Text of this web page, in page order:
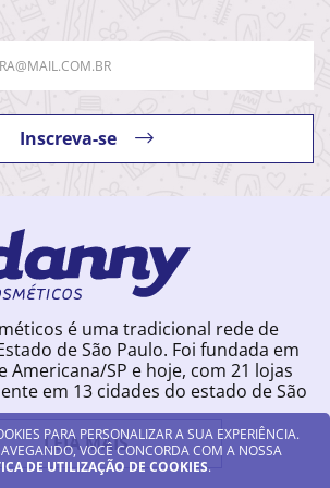
PARA PERSONALIZAR A SUA EXPERIÊNCIA.
VOCÊ CONCORDA COM A NOSSA
DE UTILIZAÇÃO DE COOKIES.
Bruna Tavares Hello
Pink
COMPRE JUNTO
COMPRAR